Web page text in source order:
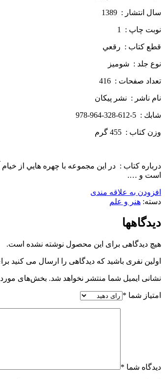
سال انتشار : 1389
نوبت چاپ : 1
قطع كتاب : رقعي
نوع جلد : شوميز
تعداد صفحات : 416
نام ناشر : نشر پيكان
شابك : 5-612-328-964-978
وزن كتاب : 455 گرم
درباره كتاب : در اين مجموعه با چهره هايي از
است و ….
افزودن به علاقه مندی
دسته: هنر و علم
دیدگاهها
هیچ دیدگاهی برای این محصول نوشته نشده است.
اولین نفری باشید که دیدگاهی را ارسال می کنید
نشانی ایمیل شما منتشر نخواهد شد. بخش‌های
امتیاز شما *
دیدگاه شما *